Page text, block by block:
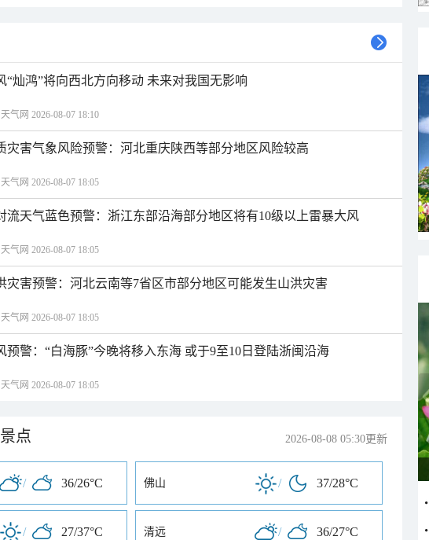
“灿鸿”将向西北方向移动 未来对我国无影响
气网 2026-08-07 18:10
灾害气象风险预警：河北重庆陕西等部分地区风险较高
气网 2026-08-07 18:05
流天气蓝色预警：浙江东部沿海部分地区将有10级以上雷暴大风
气网 2026-08-07 18:05
灾害预警：河北云南等7省区市部分地区可能发生山洪灾害
气网 2026-08-07 18:05
预警：“白海豚”今晚将移入东海 或于9至10日登陆浙闽沿海
气网 2026-08-07 18:05
点 2026-08-08 05:30更新
/ 36/26°C 佛山 / 37/28°C
/ 27/37°C 清远 / 36/27°C